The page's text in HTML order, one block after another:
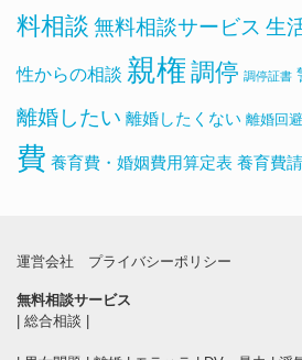
料相談 無料相談サービス 生
性からの相談 親権 調停 調停証書
離婚したい 離婚したくない 離婚回避
費 養育費・婚姻費用算定表 養育費
運営会社 プライバシーポリシー
無料相談サービス
総合相談